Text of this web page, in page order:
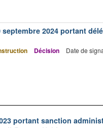
septembre 2024 portant
Décision Date de
portant sanction